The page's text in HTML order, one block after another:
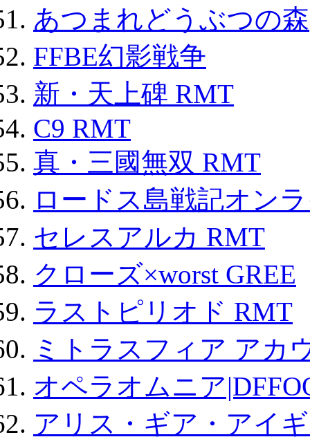
あつまれどうぶつの森
FFBE幻影戦争
新・天上碑 RMT
C9 RMT
真・三國無双 RMT
ロードス島戦記オン
セレスアルカ RMT
クローズ×worst GREE
ラストピリオド RMT
ミトラスフィア アカ
オペラオムニア
アリス・ギア・アイ